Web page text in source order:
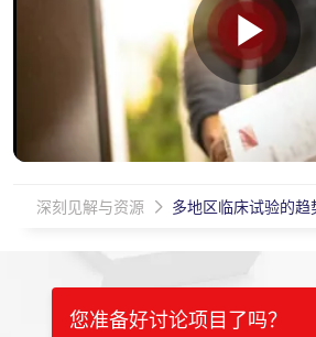
深刻见解与资源 多地区临床试验的
您准备好讨论项目了吗？